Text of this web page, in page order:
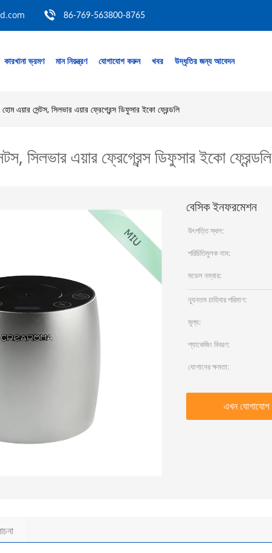
86-769-563800-8765
কারখানা ভ্রমণ মান নিয়ন্ত্রণ যোগাযোগ করুন খবর উদ্ধৃতির জন্য আবেদন
হোম এয়ার সেন্টস, সিলভার এয়ার ফ্রেগ্রেন্স ডিফুসার ইকো ফ্রেন্ডলি
সিলভার এয়ার ফ্রেগ্রেন্স ডিফুসার ইকো ফ্রেন্ডলি
বেসিক ইনফরমেশন
উৎপত্তি স্থল:
পরিচিতিমুলক নাম:
মডেল নম্বার:
ন্যূনতম চাহিদার পরিমাণ:
মূল্য:
প্যাকেজিং বিবরণ:
যোগানের ক্ষমতা:
এখন যোগাযোগ